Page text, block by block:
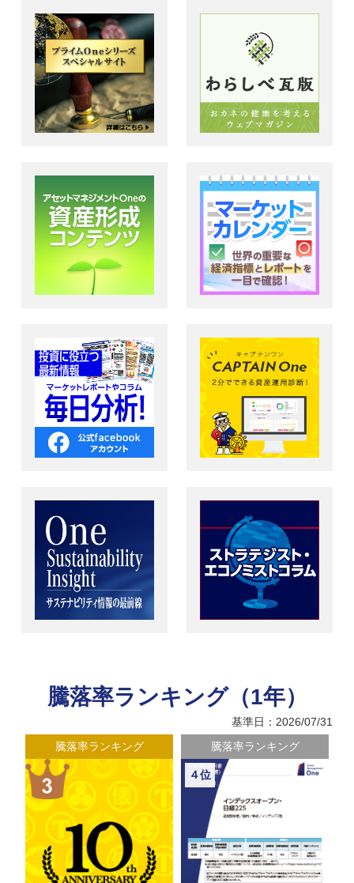
騰落率ランキング（1年）
基準日：2026/07/31
騰落率ランキング
騰落率ランキング
４位